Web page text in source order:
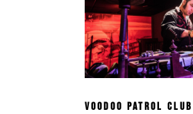
Voodoo Patrol Club